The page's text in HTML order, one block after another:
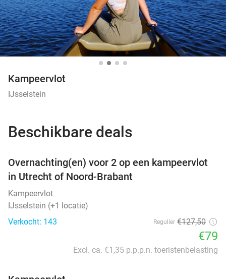
Kampeervlot
IJsselstein
Beschikbare deals
Overnachting(en) voor 2 op een kampeervlot
in Utrecht of Noord-Brabant
Kampeervlot
IJsselstein (+1 locatie)
Verkocht: 143
Regulier €127,50
€79
Excl. ca. €1,35 p.p.p.n. toeristenbelasting